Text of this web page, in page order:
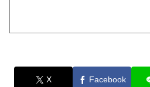
X Facebook